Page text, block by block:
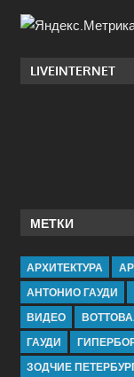
LIVEINTERNET
МЕТКИ
АРХИТЕКТУРА
АНТОНИО ГАУДИ
ВИДЕО
ГАУДИ
ЗОДЧИЕ